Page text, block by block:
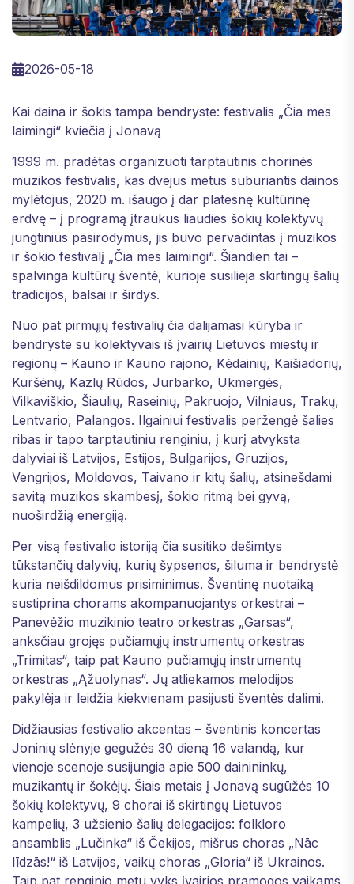
2026-05-18
Kai daina ir šokis tampa bendryste: festivalis „Čia mes
laimingi“ kviečia į Jonavą
1999 m. pradėtas organizuoti tarptautinis chorinės
muzikos festivalis, kas dvejus metus suburiantis dainos
mylėtojus, 2020 m. išaugo į dar platesnę kultūrinę
erdvę – į programą įtraukus liaudies šokių kolektyvų
jungtinius pasirodymus, jis buvo pervadintas į muzikos
ir šokio festivalį „Čia mes laimingi“. Šiandien tai –
spalvinga kultūrų šventė, kurioje susilieja skirtingų šalių
tradicijos, balsai ir širdys.
Nuo pat pirmųjų festivalių čia dalijamasi kūryba ir
bendryste su kolektyvais iš įvairių Lietuvos miestų ir
regionų – Kauno ir Kauno rajono, Kėdainių, Kaišiadorių,
Kuršėnų, Kazlų Rūdos, Jurbarko, Ukmergės,
Vilkaviškio, Šiaulių, Raseinių, Pakruojo, Vilniaus, Trakų,
Lentvario, Palangos. Ilgainiui festivalis peržengė šalies
ribas ir tapo tarptautiniu renginiu, į kurį atvyksta
dalyviai iš Latvijos, Estijos, Bulgarijos, Gruzijos,
Vengrijos, Moldovos, Taivano ir kitų šalių, atsinešdami
savitą muzikos skambesį, šokio ritmą bei gyvą,
nuoširdžią energiją.
Per visą festivalio istoriją čia susitiko dešimtys
tūkstančių dalyvių, kurių šypsenos, šiluma ir bendrystė
kuria neišdildomus prisiminimus. Šventinę nuotaiką
sustiprina chorams akompanuojantys orkestrai –
Panevėžio muzikinio teatro orkestras „Garsas“,
anksčiau grojęs pučiamųjų instrumentų orkestras
„Trimitas“, taip pat Kauno pučiamųjų instrumentų
orkestras „Ąžuolynas“. Jų atliekamos melodijos
pakylėja ir leidžia kiekvienam pasijusti šventės dalimi.
Didžiausias festivalio akcentas – šventinis koncertas
Joninių slėnyje gegužės 30 dieną 16 valandą, kur
vienoje scenoje susijungia apie 500 dainininkų,
muzikantų ir šokėjų. Šiais metais į Jonavą sugūžės 10
šokių kolektyvų, 9 chorai iš skirtingų Lietuvos
kampelių, 3 užsienio šalių delegacijos: folkloro
ansamblis „Lučinka“ iš Čekijos, mišrus choras „Nāc
līdzās!“ iš Latvijos, vaikų choras „Gloria“ iš Ukrainos.
Taip pat renginio metu vyks įvairios pramogos vaikams